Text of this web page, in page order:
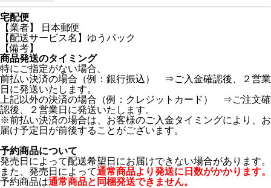
宅配便
【業者】 日本郵便
【配送サービス名】ゆうパック
【備考】
商品発送のタイミング
特にご指定がない場合、
前払い決済の場合（例：銀行振込） ⇒ご入金確認後、２営業
日に発送いたします。
上記以外の決済の場合（例：クレジットカード） ⇒ご注文確
認後、２営業日に発送いたします。
※前払い決済の場合は、お客様のご入金タイミングにより、お
届け予定日が前後することがございます。
予約商品について
発売日によって配送希望日にお届けできない場合があります。
また、発売日によって通常商品より発送に日数がかかります。
予約商品は通常商品と同梱発送できません。